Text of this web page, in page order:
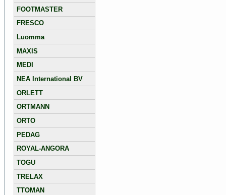
FOOTMASTER
FRESCO
Luomma
MAXIS
MEDI
NEA International BV
ORLETT
ORTMANN
ORTO
PEDAG
ROYAL-ANGORA
TOGU
TRELAX
TTOMAN